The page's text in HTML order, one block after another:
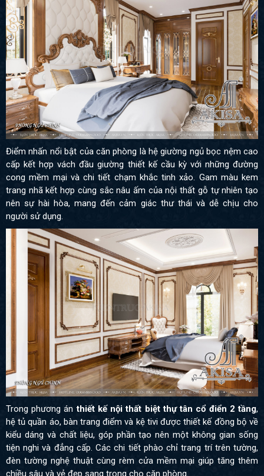
Điểm nhấn nổi bật của căn phòng là hệ giường ngủ bọc nệm cao
cấp kết hợp vách đầu giường thiết kế cầu kỳ với những đường
cong mềm mại và chi tiết chạm khắc tinh xảo. Gam màu kem
trang nhã kết hợp cùng sắc nâu ấm của nội thất gỗ tự nhiên tạo
nên sự hài hòa, mang đến cảm giác thư thái và dễ chịu cho
người sử dụng.
Trong phương ánthiết kế nội thất biệt thự tân cổ điển 2 tầng,
hệ tủ quần áo, bàn trang điểm và kệ tivi được thiết kế đồng bộ về
kiểu dáng và chất liệu, góp phần tạo nên một không gian sống
tiện nghi và đẳng cấp. Các chi tiết phào chỉ trang trí trên tường,
đèn tường nghệ thuật cùng rèm cửa mềm mại giúp tăng thêm
chiều sâu và vẻ đẹp sang trọng cho căn phòng.